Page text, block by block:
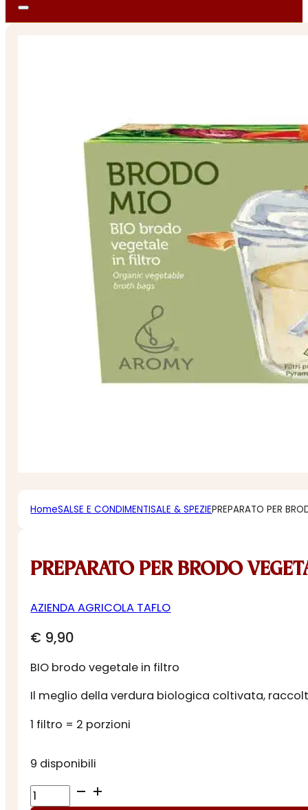
HomeSALSE E CONDIMENTISALE & SPEZIEPREPARATO PER
PREPARATO PER BRODO
AZIENDA AGRICOLA TAFLO
€ 9,90
BIO brodo vegetale in filtro
Il meglio della verdura biologica coltivata,
1 filtro = 2 porzioni
9 disponibili
PREPARATO